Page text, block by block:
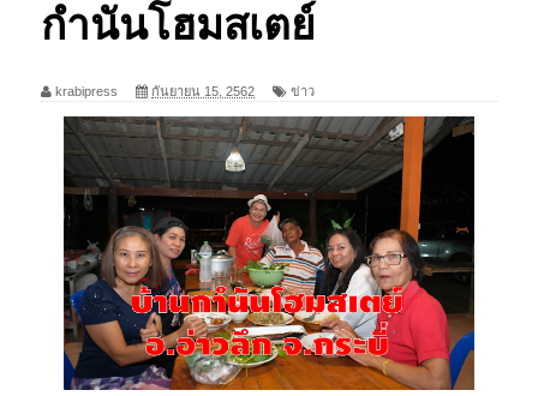
กำนันโฮมสเตย์
krabipress กันยายน 15, 2562 ข่าว